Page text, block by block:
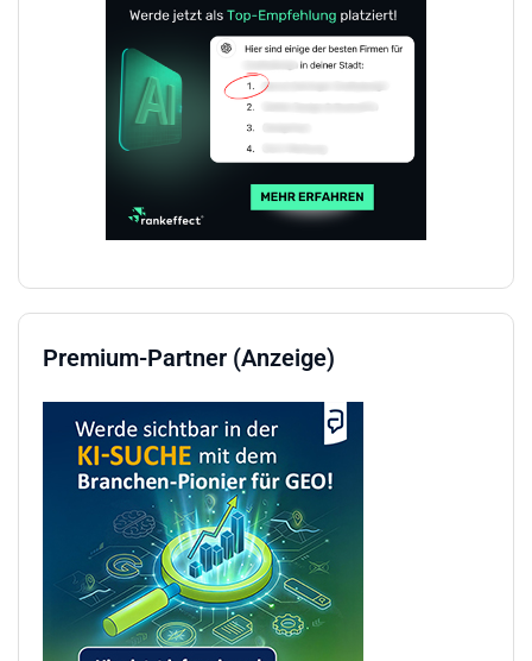
Premium-Partner (Anzeige)